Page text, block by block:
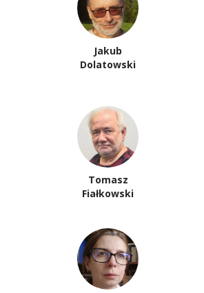
Jakub
Dolatowski
Tomasz
Fiałkowski